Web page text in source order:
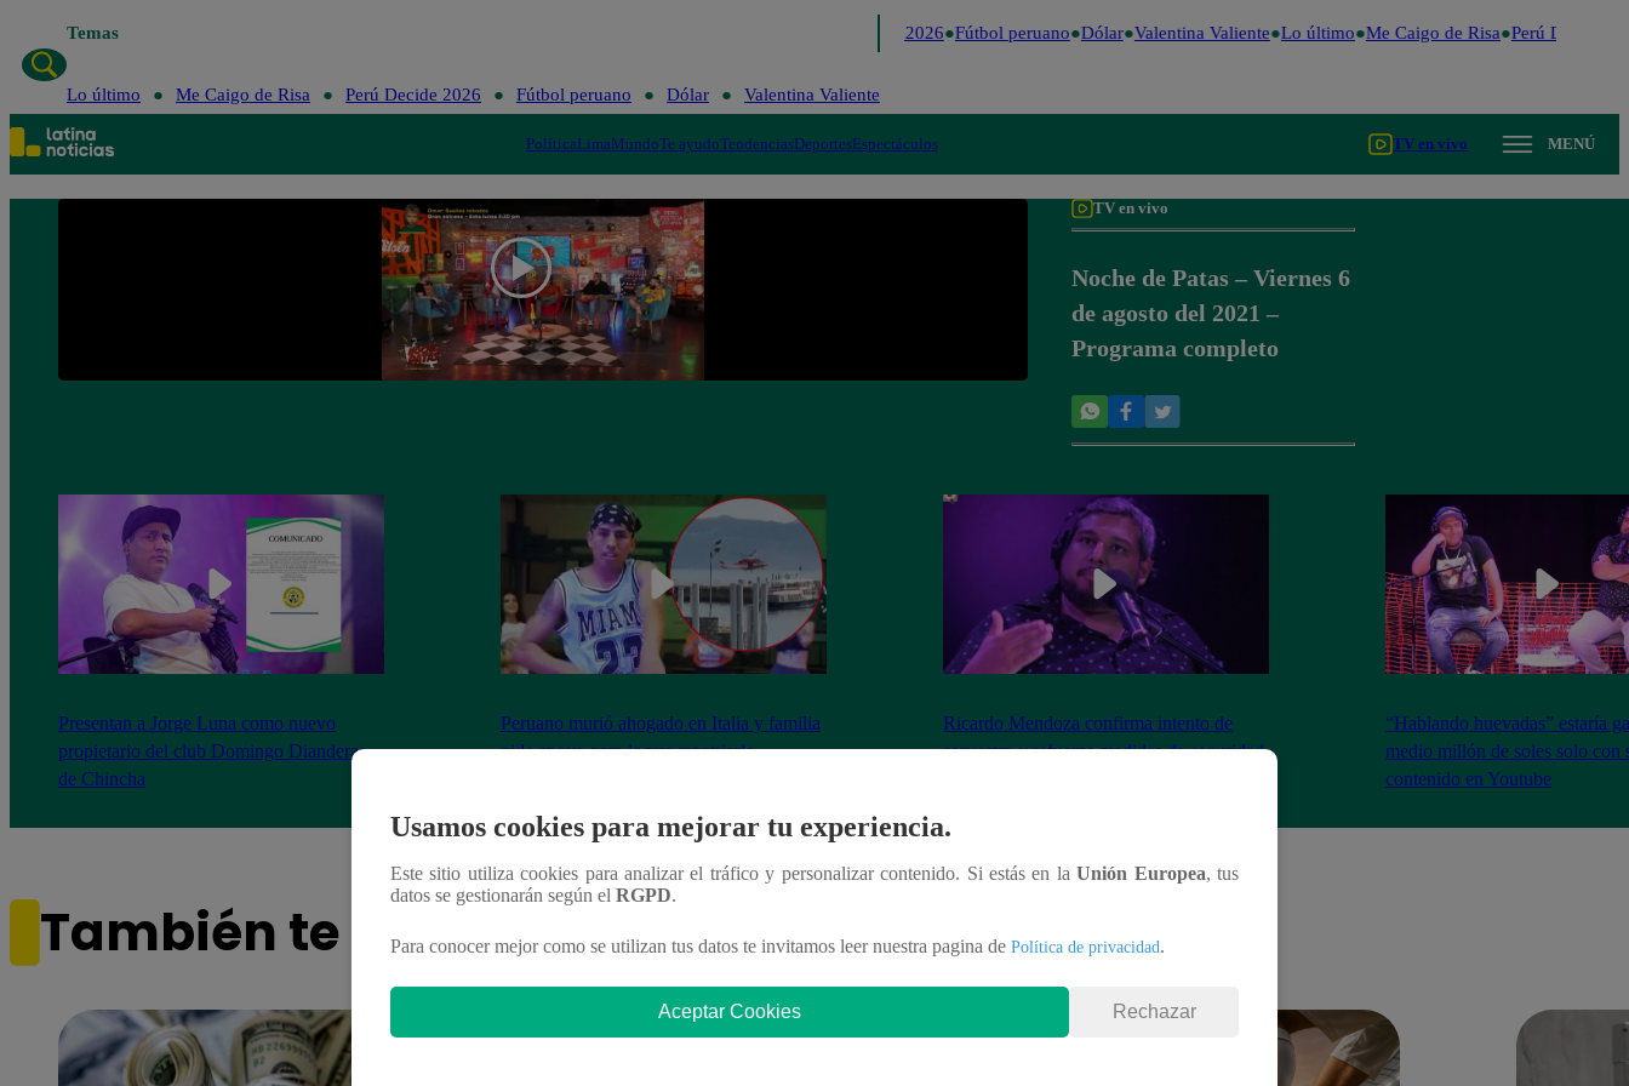
Temas Perú Decide 2026 Fútbol peruano Dólar Valentina Valiente Lo último Me Caigo de Risa Perú Decide
Lo último Me Caigo de Risa Perú Decide 2026 Fútbol peruano Dólar Valentina Valiente
PolíticaLimaMundoTe ayudoTendenciasDeportesEspectáculos TV en vivo MENÚ
TV en vivo
Noche de Patas – Viernes 6
de agosto del 2021 –
Programa completo
Presentan a Jorge Luna como nuevo
propietario del club Domingo Dianderas
de Chincha
Peruano murió ahogado en Italia y familia
pide apoyo para lograr repatriarlo
Ricardo Mendoza confirma intento de
secuestro y refuerza medidas de seguridad
“Hablando huevadas” estaría
medio millón de soles solo con
contenido en Youtube
También te puede interesar
Usamos cookies para mejorar tu experiencia.
Este sitio utiliza cookies para analizar el tráfico y personalizar contenido. Si estás en laUnión Europea, tus
datos se gestionarán según el RGPD.
Para conocer mejor como se utilizan tus datos te invitamos leer nuestra pagina de Política de privacidad.
Aceptar Cookies Rechazar